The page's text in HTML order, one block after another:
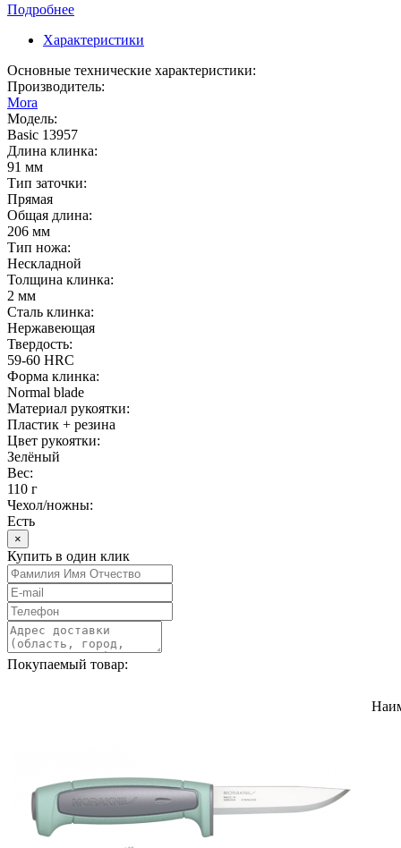
Подробнее
Характеристики
Основные технические характеристики:
Производитель:
Mora
Модель:
Basic 13957
Длина клинка:
91 мм
Тип заточки:
Прямая
Общая длина:
206 мм
Тип ножа:
Нескладной
Толщина клинка:
2 мм
Сталь клинка:
Нержавеющая
Твердость:
59-60 HRC
Форма клинка:
Normal blade
Материал рукоятки:
Пластик + резина
Цвет рукоятки:
Зелёный
Вес:
110 г
Чехол/ножны:
Есть
×
Купить в один клик
Покупаемый товар: